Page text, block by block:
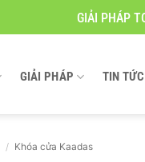
GIẢI PHÁP
GIẢI PHÁP TIN TỨC
/ Khóa cửa Kaadas